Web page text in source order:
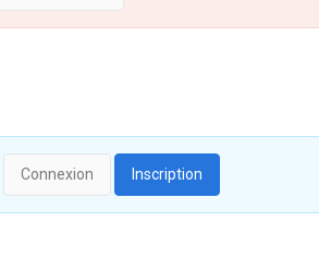
Connexion Inscription